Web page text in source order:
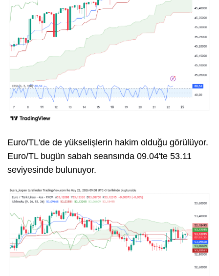
Euro/TL'de de yükselişlerin hakim olduğu görülüyor.
Euro/TL bugün sabah seansında 09.04'te 53.11
seviyesinde bulunuyor.